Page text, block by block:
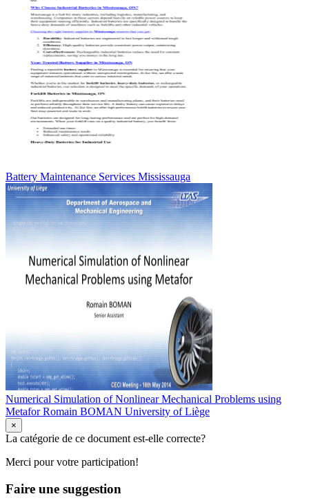
Battery Maintenance Services Mississauga
Numerical Simulation of Nonlinear Mechanical Problems using
Metafor Romain BOMAN University of Liège
×
La catégorie de ce document est-elle correcte?
Merci pour votre participation!
Faire une suggestion